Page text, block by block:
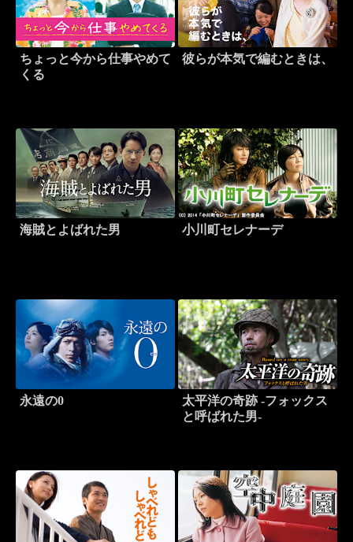
ちょっと今から仕事やめて
くる
彼らが本気で編むときは、
海賊とよばれた男 小川町セレナーデ
永遠の0
太平洋の奇跡 -フォックス
と呼ばれた男-